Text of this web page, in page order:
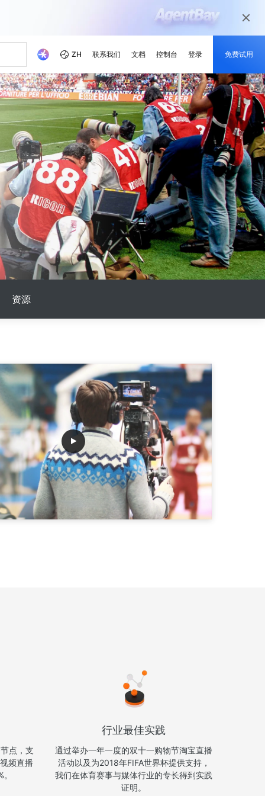
ZH 联系我们 文档 控制台 登录 免费试用
资源
点，支
频直播
行业最佳实践
通过举办一年一度的双十一购物节淘宝直播
活动以及为2018年FIFA世界杯提供支持，
我们在体育赛事与媒体行业的专长得到实践
证明。
关模型
解，图片生成，视频生成
模型，支持长程推理和
间推理，百万级上下文
Qwen3.7-Plus
原生多模态模型，支持百万级上下文窗口
和代理式AI编程
Wan2.7-Image-Pro
交互式编辑，长文本渲染，精准遵循提示
词
NEW
Plan：一站式覆盖全模
降本增效
升您的专业影视制作水准
AI 节省计划 Hot
限时特惠！按需定制，最高可享 47% 算力
成本优惠。
AI图片创作
全能创意套件，集文案撰写，图像生成与
海报设计于一体
功案例解读
调查研究公司眼中的阿
技术赋能奥运会
最新动态
活动和网络研讨会
快速访问即将举行与按需点播的活动
云产品快报
了解最新创新动态
新闻报道
阿里云官方新闻和媒体报道
器 SAS
式实时运行轻量级应用程序
以提高网络质量
亚洲 No.1 的域名注册商，注册量超 2000 万
推荐方案
免费试用 80 + 产品，每个模
型获得 100 万令牌
随时了解最新的产品创新
解锁最新的阿里云优惠和促
销活动
灵活扩展：从轻量级到企业
云服务器
阿里云学院提供技术和业务
不同场景 根据业务需求
决方案
靠的解决方案赋能您的
媒体和娱乐
以数字化媒体旅程为当今的媒体市场准备
就绪您的内容
成本
优惠与促销产品
训，培养云技能并获得
开发者中心
阿里云项目中心
探索开发者基于阿里云平台构建的真实项
目
阿里云开发者MVP
致敬那些引领、构建并激励阿里云社区的
开发者们
合作伙伴
成为伙伴
合作伙伴网络
阿里云渠道合作伙伴、技术合作伙伴、
MSP合作伙伴及其他合作伙伴计划的统一
门户
力阿里云持续优化
取定制化企业云上方案